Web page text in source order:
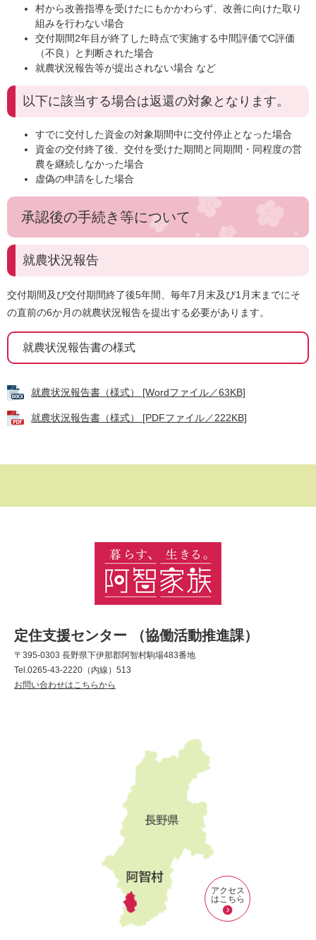
村から改善指導を受けたにもかかわらず、改善に向けた取り
組みを行わない場合
交付期間2年目が終了した時点で実施する中間評価でC評価
（不良）と判断された場合
就農状況報告等が提出されない場合 など
以下に該当する場合は返還の対象となります。
すでに交付した資金の対象期間中に交付停止となった場合
資金の交付終了後、交付を受けた期間と同期間・同程度の営
農を継続しなかった場合
虚偽の申請をした場合
承認後の手続き等について
就農状況報告
交付期間及び交付期間終了後5年間、毎年7月末及び1月末までにそ
の直前の6か月の就農状況報告を提出する必要があります。
就農状況報告書の様式
就農状況報告書（様式） [Wordファイル／63KB]
就農状況報告書（様式） [PDFファイル／222KB]
定住支援センター （協働活動推進課）
〒395-0303 長野県下伊那郡阿智村駒場483番地
Tel.0265-43-2220（内線）513
お問い合わせはこちらから
アクセス
はこちら